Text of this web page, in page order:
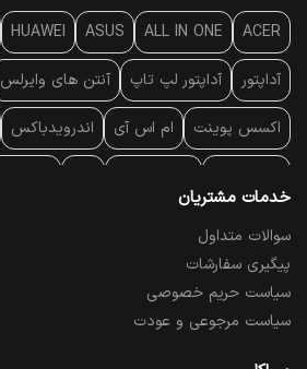
ACER
ALL IN ONE
ASUS
HUAWEI
آداپتور آداپتور لپ تاپ آنتن‌ های وایرلس
اکسس پوینت ام اس آی اندرویدباکس
پایه سقفی
پرده نمایش
تبلت و موبایل تجهیزات پسیو شبکه
خدمات مشتریان
سوالات متداول
پیگیری سفارشات
سیاست حریم خصوصی
سیاست مرجوعی و عودت